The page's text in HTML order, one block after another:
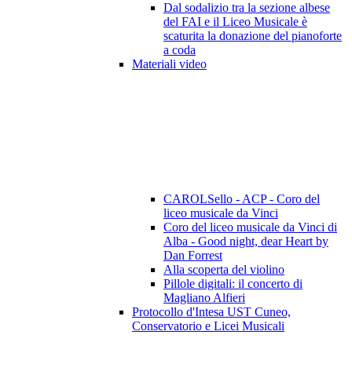
Dal sodalizio tra la sezione albese
del FAI e il Liceo Musicale è
scaturita la donazione del pianoforte
a coda
Materiali video
CAROLSello - ACP - Coro del
liceo musicale da Vinci
Coro del liceo musicale da Vinci di
Alba - Good night, dear Heart by
Dan Forrest
Alla scoperta del violino
Pillole digitali: il concerto di
Magliano Alfieri
Protocollo d'Intesa UST Cuneo,
Conservatorio e Licei Musicali